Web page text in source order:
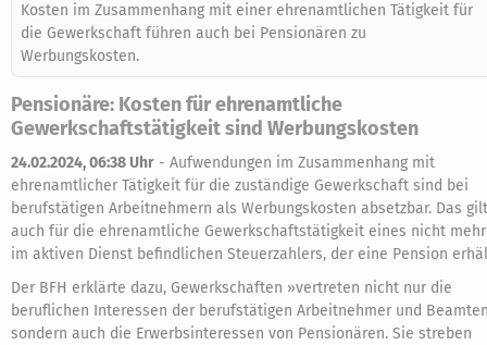
Kosten im Zusammenhang mit einer ehrenamtlichen Tätigkeit für
die Gewerkschaft führen auch bei Pensionären zu
Werbungskosten.
Pensionäre: Kosten für ehrenamtliche
Gewerkschaftstätigkeit sind Werbungskosten
24.02.2024, 06:38 Uhr - Aufwendungen im Zusammenhang mit
ehrenamtlicher Tätigkeit für die zuständige Gewerkschaft sind bei
berufstätigen Arbeitnehmern als Werbungskosten absetzbar. Das gilt
auch für die ehrenamtliche Gewerkschaftstätigkeit eines nicht mehr
im aktiven Dienst befindlichen Steuerzahlers, der eine Pension
Der BFH erklärte dazu, Gewerkschaften »vertreten nicht nur die
beruflichen Interessen der berufstätigen Arbeitnehmer und
sondern auch die Erwerbsinteressen von Pensionären. Sie streben